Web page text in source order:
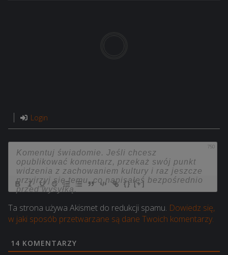
Login
750
{} [+]
Ta strona używa Akismet do redukcji spamu. Dowiedz się,
w jaki sposób przetwarzane są dane Twoich komentarzy.
14 KOMENTARZY